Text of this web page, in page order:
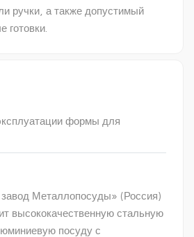
ручки, а также допустимый
готовки.
формы для
Металлопосуды» (Россия)
высококачественную стальную
посуду с